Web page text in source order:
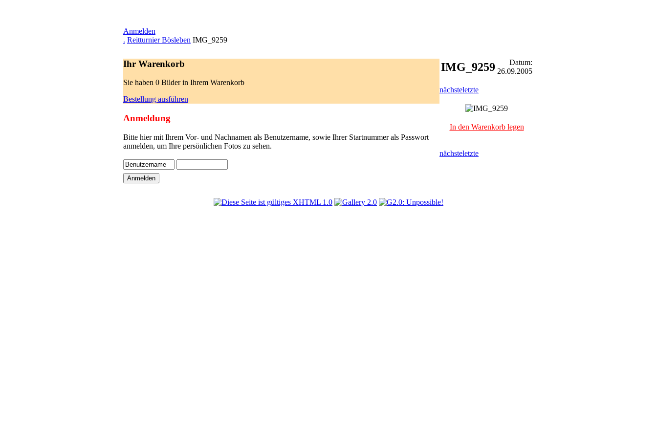
Anmelden
. Reitturnier Bösleben IMG_9259
Ihr Warenkorb
Sie haben 0 Bilder in Ihrem Warenkorb
Bestellung ausführen
Anmeldung
Bitte hier mit Ihrem Vor- und Nachnamen als Benutzername, sowie Ihrer Startnummer als Passwort
anmelden, um Ihre persönlichen Fotos zu sehen.
IMG_9259
Datum:
26.09.2005
nächsteletzte
In den Warenkorb legen
nächsteletzte